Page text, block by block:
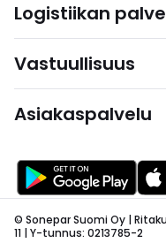
Logistiikan
Vastuullisuus
Asiakaspalvelu
© Sonepar Suomi Oy |
11 | Y-tunnus: 0213785-2